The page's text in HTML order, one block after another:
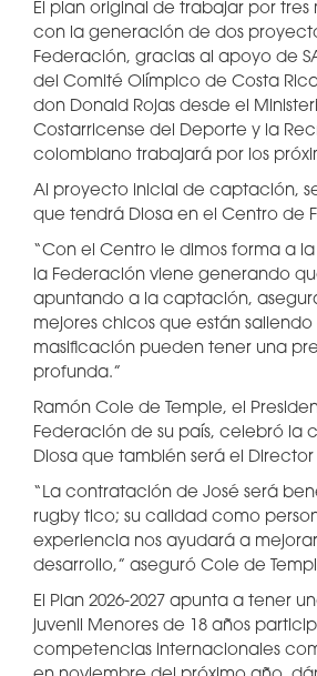
El plan original de trabajar por tres
con la generación de dos
Federación, gracias al apoyo de
del Comité Olímpico de Costa
don Donald Rojas desde el
Costarricense del Deporte y la
colombiano trabajará por los
Al proyecto inicial de captación,
que tendrá Diosa en el Centro de
“Con el Centro le dimos forma a
la Federación viene generando
apuntando a la captación,
mejores chicos que están
masificación pueden tener una
profunda.”
Ramón Cole de Temple, el
Federación de su país, celebró la
Diosa que también será el
“La contratación de José será
rugby tico; su calidad como
experiencia nos ayudará a
desarrollo,” aseguró Cole de
El Plan 2026-2027 apunta a tener
juvenil Menores de 18 años
competencias internacionales